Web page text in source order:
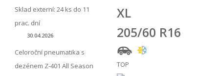
Sklad externí: 24 ks do 11
prac. dní
30.04.2026
Celoroční pneumatika s
dezénem Z-401 All Season
XL
205/60 R16
TOP